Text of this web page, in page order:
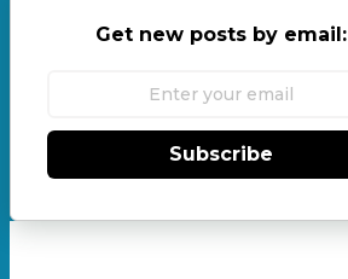
Get new posts by email:
Subscribe